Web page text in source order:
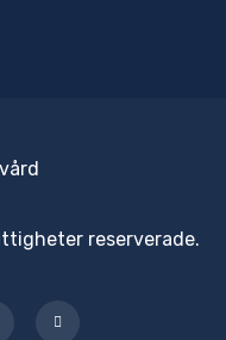
reserverade.